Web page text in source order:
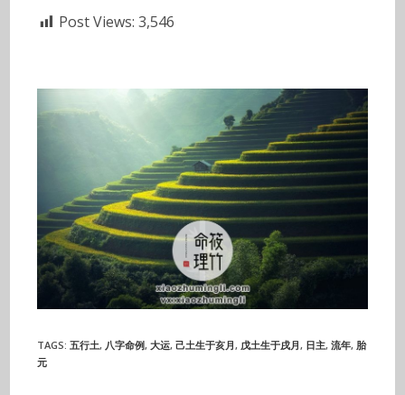
Post Views: 3,546
TAGS:五行土, 八字命例, 大运, 己土生于亥月, 戊土生于戌月, 日主, 流年, 胎
元